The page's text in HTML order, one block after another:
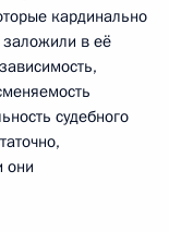
кардинально
заложили в её
судебного
они